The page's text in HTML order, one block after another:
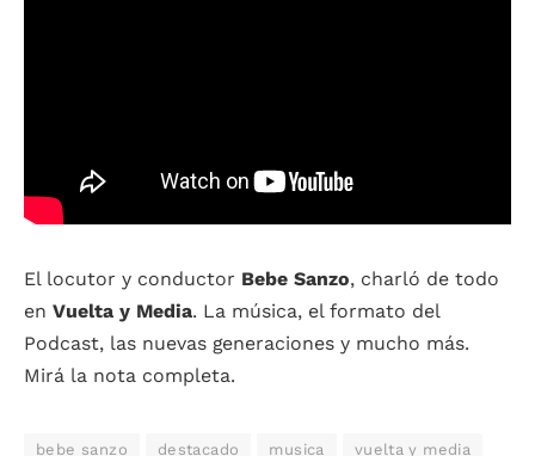
El locutor y conductor Bebe Sanzo, charló de todo
en Vuelta y Media. La música, el formato del
Podcast, las nuevas generaciones y mucho más.
Mirá la nota completa.
bebe sanzo destacado musica vuelta y media